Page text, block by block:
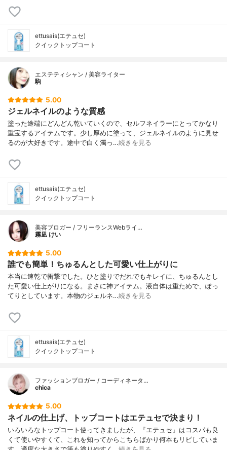
ettusais(エテュセ)
クイックトップコート
エステティシャン / 美容ライター
駒
5.00
ジェルネイルのような質感
塗った途端にどんどん乾いていくので、セルフネイラーにとってかなり
重宝するアイテムです。少し厚めに塗って、ジェルネイルのように見せ
るのが大好きです。途中で白く濁っ…続きを見る
ettusais(エテュセ)
クイックトップコート
美容ブロガー / フリーランスWebライ…
霧凪 けい
5.00
誰でも簡単！ちゅるんとした可愛い仕上がりに
本当に速乾で衝撃でした。ひと塗りでだれでもキレイに、ちゅるんとし
た可愛い仕上がりになる。まさに神アイテム。液自体は重ためで、ぽっ
てりとしています。本物のジェルネ…続きを見る
ettusais(エテュセ)
クイックトップコート
ファッションブロガー / コーディネータ…
chica
5.00
ネイルの仕上げ、トップコートはエテュセで決まり！
いろいろなトップコート使ってきましたが、『エテュセ』はコスパも良
くて使いやすくて、これを知ってからこちらばかり何本もリピしていま